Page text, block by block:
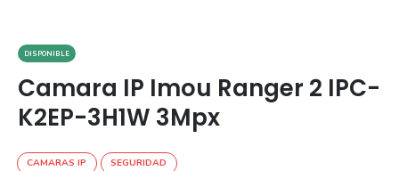
DISPONIBLE
Camara IP Imou Ranger 2 IPC-
K2EP-3H1W 3Mpx
CAMARAS IP SEGURIDAD